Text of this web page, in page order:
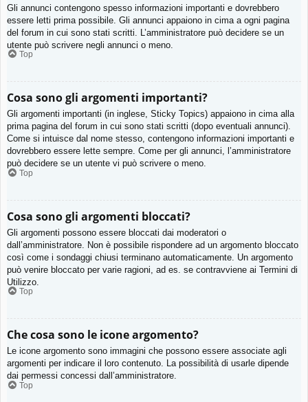
Gli annunci contengono spesso informazioni importanti e dovrebbero
essere letti prima possibile. Gli annunci appaiono in cima a ogni pagina
del forum in cui sono stati scritti. L’amministratore può decidere se un
utente può scrivere negli annunci o meno.
Top
Cosa sono gli argomenti importanti?
Gli argomenti importanti (in inglese, Sticky Topics) appaiono in cima alla
prima pagina del forum in cui sono stati scritti (dopo eventuali annunci).
Come si intuisce dal nome stesso, contengono informazioni importanti e
dovrebbero essere lette sempre. Come per gli annunci, l’amministratore
può decidere se un utente vi può scrivere o meno.
Top
Cosa sono gli argomenti bloccati?
Gli argomenti possono essere bloccati dai moderatori o
dall’amministratore. Non è possibile rispondere ad un argomento bloccato
così come i sondaggi chiusi terminano automaticamente. Un argomento
può venire bloccato per varie ragioni, ad es. se contravviene ai Termini di
Utilizzo.
Top
Che cosa sono le icone argomento?
Le icone argomento sono immagini che possono essere associate agli
argomenti per indicare il loro contenuto. La possibilità di usarle dipende
dai permessi concessi dall’amministratore.
Top